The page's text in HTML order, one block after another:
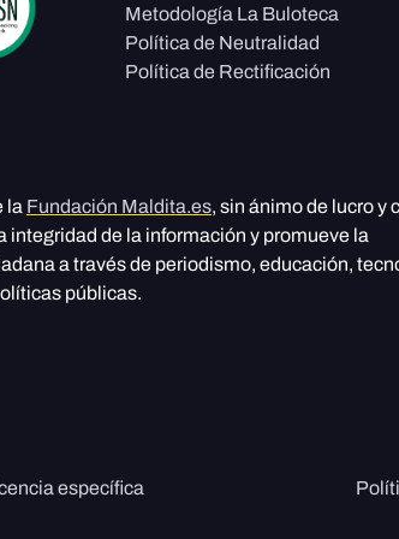
Metodología La Buloteca
Política de Neutralidad
Política de Rectificación
la Fundación Maldita.es, sin ánimo de lucro y
integridad de la información y promueve la
a través de periodismo, educación,
públicas.
específica